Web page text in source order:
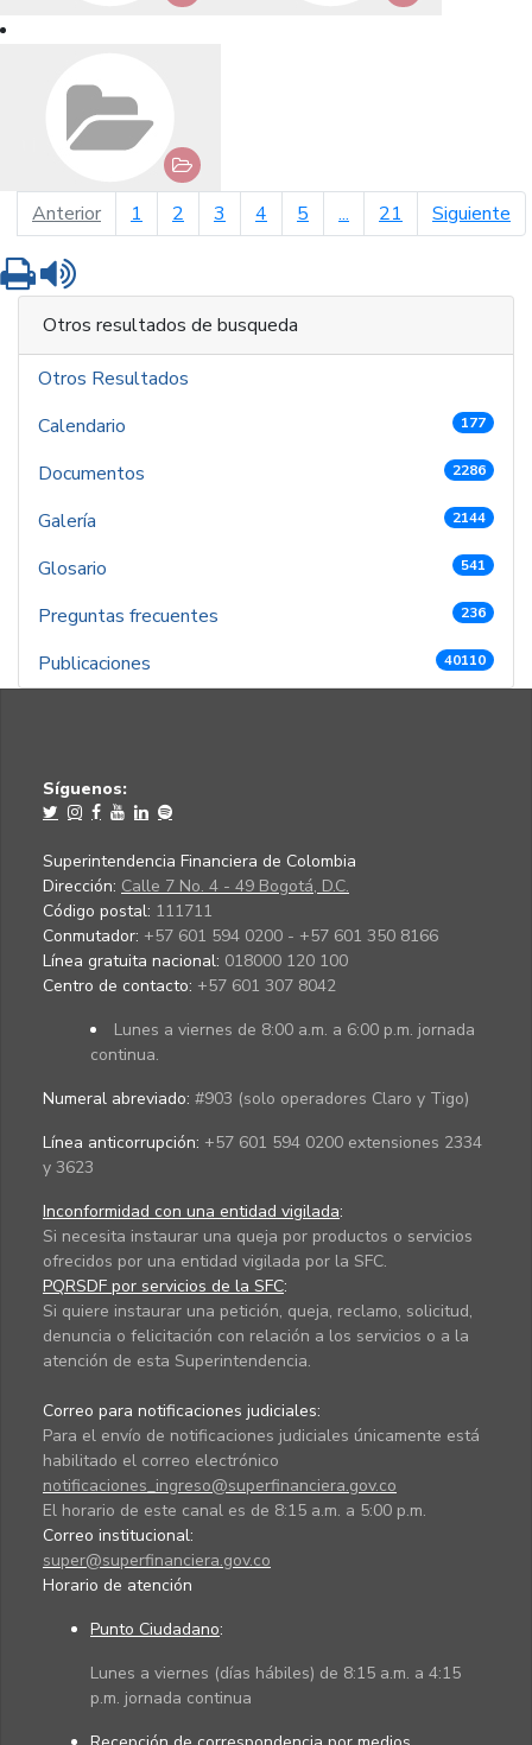
Anteriorpágina anterior
1 2 3 4 5 ... 21 Siguiente
Imprimir
Otros resultados de busqueda
Otros Resultados
Calendario
177
Documentos 2286
Galería 2144
Glosario 541
Preguntas frecuentes 236
Publicaciones 40110
Síguenos:
Superintendencia Financiera de Colombia
Dirección: Calle 7 No. 4 - 49 Bogotá, D.C.
Código postal: 111711
Conmutador: +57 601 594 0200 - +57 601 350 8166
Línea gratuita nacional: 018000 120 100
Centro de contacto: +57 601 307 8042
Lunes a viernes de 8:00 a.m. a 6:00 p.m. jornada
continua.
Numeral abreviado: #903 (solo operadores Claro y Tigo)
Línea anticorrupción: +57 601 594 0200 extensiones 2334
y 3623
Inconformidad con una entidad vigilada:
Si necesita instaurar una queja por productos o servicios
ofrecidos por una entidad vigilada por la SFC.
PQRSDF por servicios de la SFC:
Si quiere instaurar una petición, queja, reclamo, solicitud,
denuncia o felicitación con relación a los servicios o a la
atención de esta Superintendencia.
Correo para notificaciones judiciales:
Para el envío de notificaciones judiciales únicamente está
habilitado el correo electrónico
notificaciones_ingreso@superfinanciera.gov.co
El horario de este canal es de 8:15 a.m. a 5:00 p.m.
Correo institucional:
super@superfinanciera.gov.co
Horario de atención
Punto Ciudadano:
Lunes a viernes (días hábiles) de 8:15 a.m. a 4:15
p.m. jornada continua